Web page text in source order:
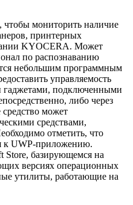
чтобы мониторить наличие
принтерных
KYOCERA. Может
по распознаванию
небольшим программным
управляемость
подключенными
либо через
может
средствами,
отметить, что
к UWP-приложению.
Store, базирующемся на
версиях операционных
утилиты, работающие на